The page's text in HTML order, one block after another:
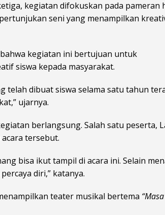
kegiatan difokuskan pada pameran
seni yang menampilkan
kegiatan ini bertujuan untuk
siswa kepada masyarakat.
telah dibuat siswa selama satu tahun
ujarnya.
berlangsung. Salah satu peserta,
tersebut.
bisa ikut tampil di acara ini. Selain
diri,” katanya.
teater musikal bertema